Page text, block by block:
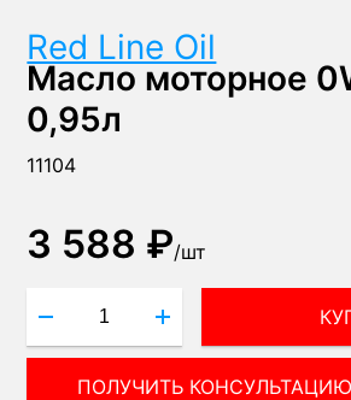
Red Line Oil
Масло моторное
0,95л
11104
3 588 ₽/шт
ПОЛУЧИТЬ